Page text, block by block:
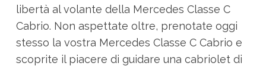
libertà al volante della Mercedes Classe C
Cabrio. Non aspettate oltre, prenotate oggi
stesso la vostra Mercedes Classe C Cabrio e
scoprite il piacere di guidare una cabriolet di